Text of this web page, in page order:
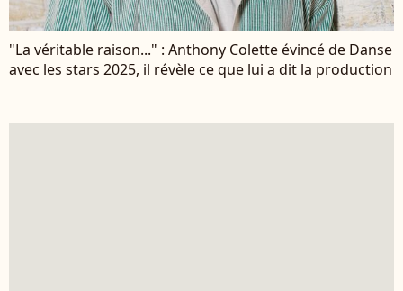
"La véritable raison..." : Anthony Colette évincé de Danse
avec les stars 2025, il révèle ce que lui a dit la production